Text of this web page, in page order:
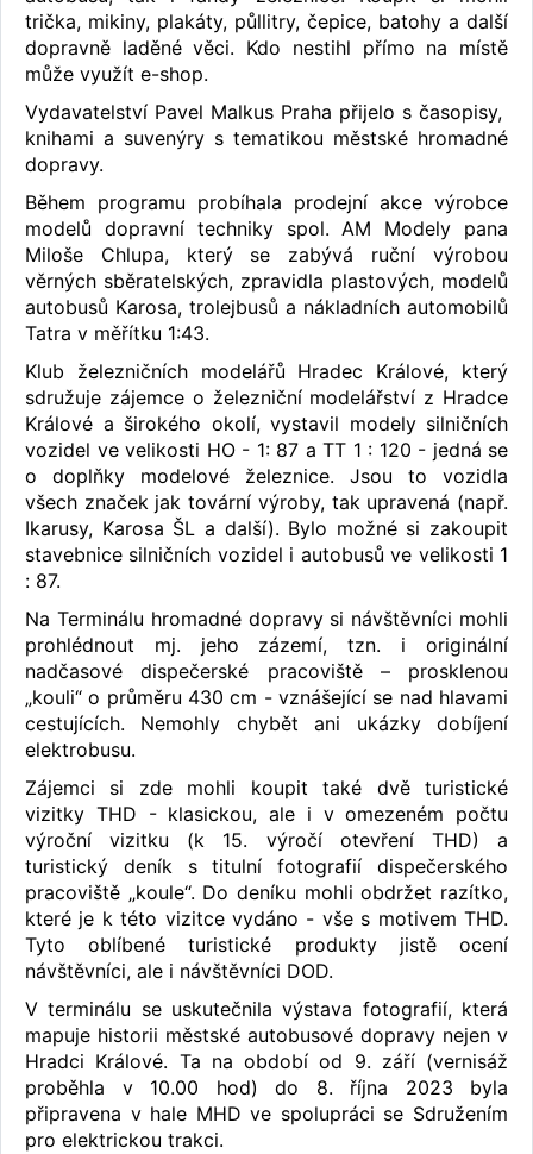
trička, mikiny, plakáty, půllitry, čepice, batohy a další
dopravně laděné věci. Kdo nestihl přímo na místě
může využít e-shop.
Vydavatelství Pavel Malkus Praha přijelo s časopisy,
knihami a suvenýry s tematikou městské hromadné
dopravy.
Během programu probíhala prodejní akce výrobce
modelů dopravní techniky spol. AM Modely pana
Miloše Chlupa, který se zabývá ruční výrobou
věrných sběratelských, zpravidla plastových, modelů
autobusů Karosa, trolejbusů a nákladních automobilů
Tatra v měřítku 1:43.
Klub železničních modelářů Hradec Králové, který
sdružuje zájemce o železniční modelářství z Hradce
Králové a širokého okolí, vystavil modely silničních
vozidel ve velikosti HO - 1: 87 a TT 1 : 120 - jedná se
o doplňky modelové železnice. Jsou to vozidla
všech značek jak tovární výroby, tak upravená (např.
Ikarusy, Karosa ŠL a další). Bylo možné si zakoupit
stavebnice silničních vozidel i autobusů ve velikosti 1
: 87.
Na Terminálu hromadné dopravy si návštěvníci mohli
prohlédnout mj. jeho zázemí, tzn. i originální
nadčasové dispečerské pracoviště – prosklenou
„kouli“ o průměru 430 cm - vznášející se nad hlavami
cestujících. Nemohly chybět ani ukázky dobíjení
elektrobusu.
Zájemci si zde mohli koupit také dvě turistické
vizitky THD - klasickou, ale i v omezeném počtu
výroční vizitku (k 15. výročí otevření THD) a
turistický deník s titulní fotografií dispečerského
pracoviště „koule“. Do deníku mohli obdržet razítko,
které je k této vizitce vydáno - vše s motivem THD.
Tyto oblíbené turistické produkty jistě ocení
návštěvníci, ale i návštěvníci DOD.
V terminálu se uskutečnila výstava fotografií, která
mapuje historii městské autobusové dopravy nejen v
Hradci Králové. Ta na období od 9. září (vernisáž
proběhla v 10.00 hod) do 8. října 2023 byla
připravena v hale MHD ve spolupráci se Sdružením
pro elektrickou trakci.